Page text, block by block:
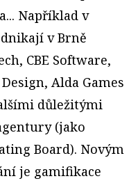
Například v
v Brně
CBE Software,
Alda Games
důležitými
(jako
Board). Novým
je gamifikace